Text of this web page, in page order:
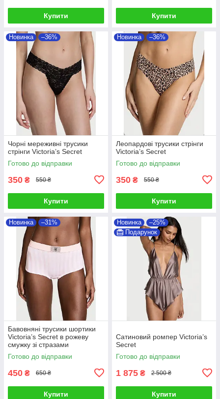
Купити Купити
Новинка –36%
Чорні мереживні трусики
стрінги Victoria’s Secret
Готово до відправки
350 ₴ 550 ₴
Купити
Новинка –36%
Леопардові трусики стрінги
Victoria’s Secret
Готово до відправки
350 ₴ 550 ₴
Купити
Новинка –31%
Бавовняні трусики шортики
Victoria’s Secret в рожеву
смужку зі стразами
Готово до відправки
450 ₴ 650 ₴
Купити
Новинка
–25%
Подарунок
Сатиновий ромпер Victoria’s
Secret
Готово до відправки
1 875 ₴ 2 500 ₴
Купити